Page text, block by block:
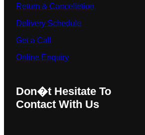
Return & Cancelletion
Delivery Schedule
Get a Call
Online Enquiry
Don�t Hesitate To
Contact With Us